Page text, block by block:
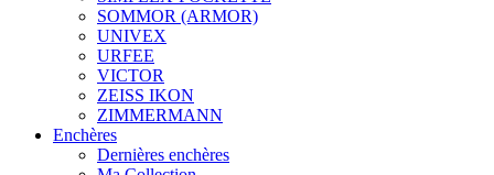
SOMMOR (ARMOR)
UNIVEX
URFEE
VICTOR
ZEISS IKON
ZIMMERMANN
Enchères
Dernières enchères